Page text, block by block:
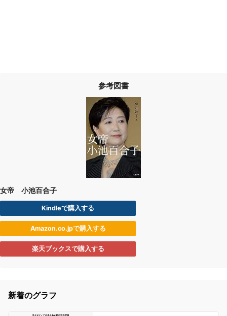
参考図書
女帝 小池百合子
Kindleで購入する
Amazon.co.jpで購入する
楽天ブックスで購入する
新着のグラフ